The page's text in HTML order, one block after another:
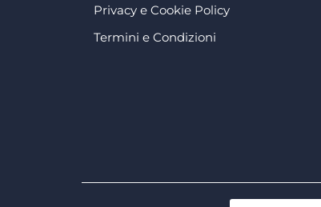
Privacy e Cookie Policy
Termini e Condizioni